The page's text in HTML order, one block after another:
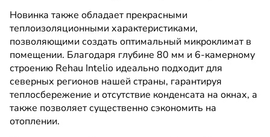
Новинка также обладает прекрасными
теплоизоляционными характеристиками,
позволяющими создать оптимальный микроклимат в
помещении. Благодаря глубине 80 мм и 6-камерному
строению Rehau Intelio идеально подходит для
северных регионов нашей страны, гарантируя
теплосбережение и отсутствие конденсата на окнах, а
также позволяет существенно сэкономить на
отоплении.